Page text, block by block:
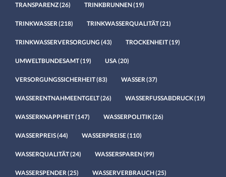
TRANSPARENZ(26) TRINKBRUNNEN(19)
TRINKWASSER (218) TRINKWASSERQUALITÄT(21)
TRINKWASSERVERSORGUNG (43) TROCKENHEIT(19)
UMWELTBUNDESAMT(19) USA (20)
VERSORGUNGSSICHERHEIT(83) WASSER (37)
WASSERENTNAHMEENTGELT(26) WASSERFUSSABDRUCK(19)
WASSERKNAPPHEIT(147) WASSERPOLITIK(26)
WASSERPREIS(44) WASSERPREISE(110)
WASSERQUALITÄT(24) WASSERSPAREN(99)
WASSERSPENDER (25) WASSERVERBRAUCH(25)